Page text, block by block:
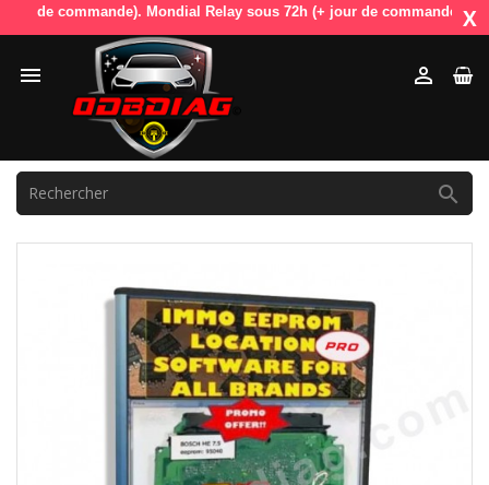
commande). Mondial Relay sous 72h (+ jour de commande). X
 
